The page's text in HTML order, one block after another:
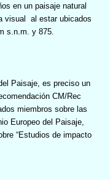
en un paisaje natural
visual
al estar ubicados
s.n.m. y 875.
Paisaje, es preciso un
CM/Rec
miembros sobre las
Europeo del Paisaje,
“Estudios de impacto